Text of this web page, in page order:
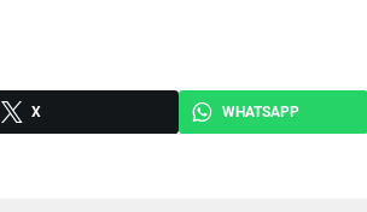
X WHATSAPP